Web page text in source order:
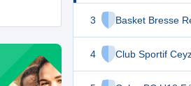
3 Basket Bresse
4 Club Sportif